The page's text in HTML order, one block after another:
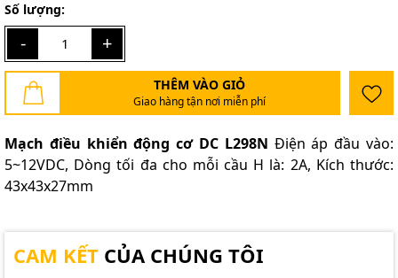
Số lượng:
- +
THÊM VÀO GIỎ
Giao hàng tận nơi miễn phí
Mạch điều khiển động cơ DC L298N Điện áp đầu vào:
5~12VDC, Dòng tối đa cho mỗi cầu H là: 2A, Kích thước:
43x43x27mm
CAM KẾT CỦA CHÚNG TÔI